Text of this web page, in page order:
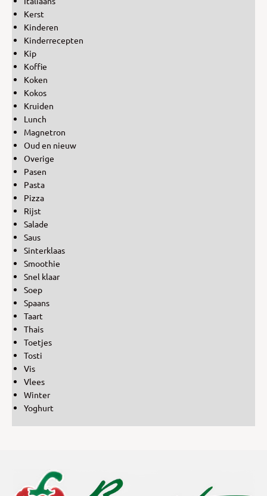
Kerst
Kinderen
Kinderrecepten
Kip
Koffie
Koken
Kokos
Kruiden
Lunch
Magnetron
Oud en nieuw
Overige
Pasen
Pasta
Pizza
Rijst
Salade
Saus
Sinterklaas
Smoothie
Snel klaar
Soep
Spaans
Taart
Thais
Toetjes
Tosti
Vis
Vlees
Winter
Yoghurt